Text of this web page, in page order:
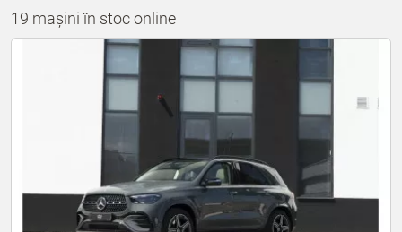
19 mașini în stoc online